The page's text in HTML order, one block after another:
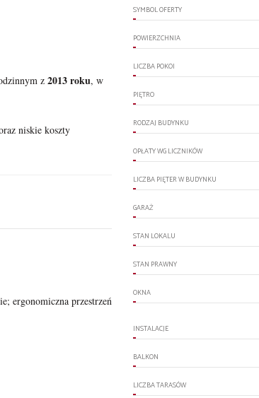
z 2013 roku, w
niskie koszty
ergonomiczna przestrzeń
SYMBOL OFERTY
POWIERZCHNIA
LICZBA POKOI
PIĘTRO
RODZAJ BUDYNKU
OPŁATY WG LICZNIKÓW
LICZBA PIĘTER W BUDYNKU
GARAŻ
STAN LOKALU
STAN PRAWNY
OKNA
INSTALACJE
BALKON
LICZBA TARASÓW